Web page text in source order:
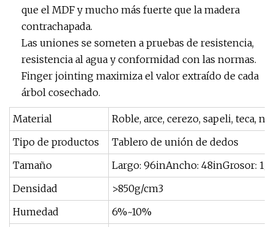
que el MDF y mucho más fuerte que la madera
contrachapada.
Las uniones se someten a pruebas de resistencia,
resistencia al agua y conformidad con las normas.
Finger jointing maximiza el valor extraído de cada
árbol cosechado.
Material
Roble, arce, cerezo, sapeli, teca,
Tipo de productos
Tablero de unión de dedos
Tamaño
Largo: 96inAncho: 48inGrosor: 1/
Densidad
>850g/cm3
Humedad
6%~10%